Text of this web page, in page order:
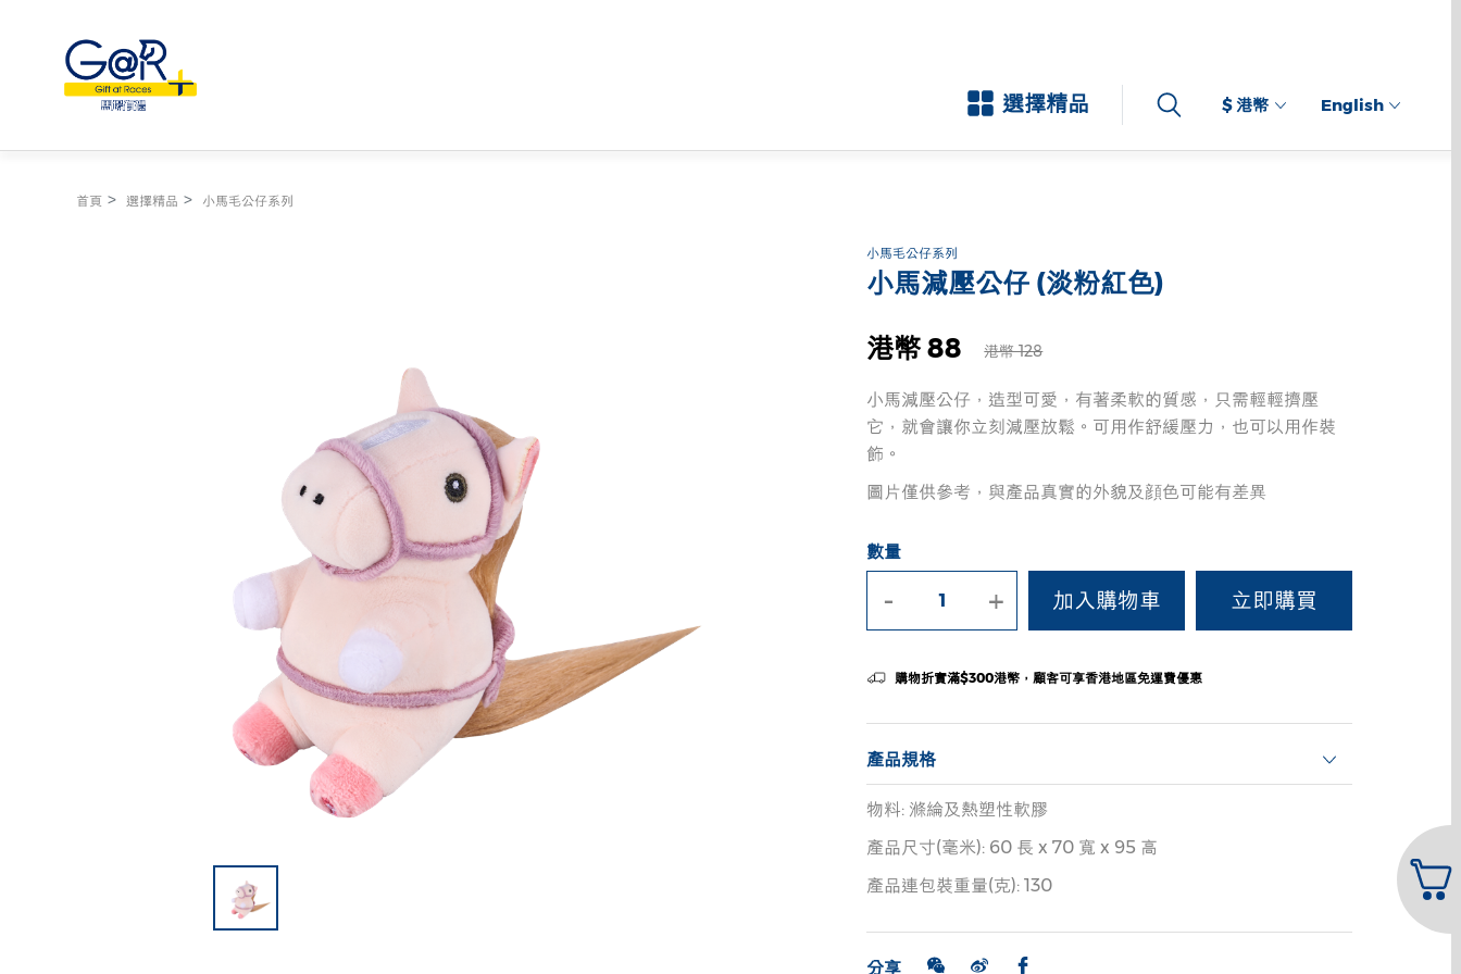
選擇精品 $ 港幣 English
首頁 選擇精品 小馬毛公仔系列
小馬毛公仔系列
小馬減壓公仔 (淡粉紅色)
港幣 88
港幣 128
小馬減壓公仔，造型可愛，有著柔軟的質感，只需輕輕擠壓
它，就會讓你立刻減壓放鬆。可用作舒緩壓力，也可以用作裝
飾。
圖片僅供參考，與產品真實的外貌及顔色可能有差異
數量
- +
購物折實滿$300港幣，顧客可享香港地區免運費優惠
產品規格
物料: 滌綸及熱塑性軟膠
產品尺寸(毫米): 60 長 x 70 寬 x 95 高
產品連包裝重量(克): 130
分享